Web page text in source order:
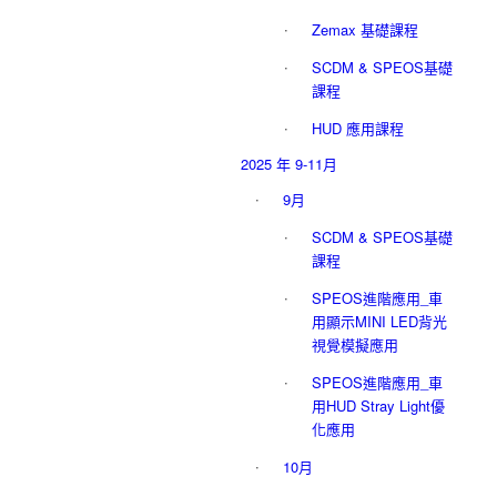
Zemax 基礎課程
SCDM & SPEOS基礎
課程
HUD 應用課程
2025 年 9-11月
9月
SCDM & SPEOS基礎
課程
SPEOS進階應用_車
用顯示MINI LED背光
視覺模擬應用
SPEOS進階應用_車
用HUD Stray Light優
化應用
10月